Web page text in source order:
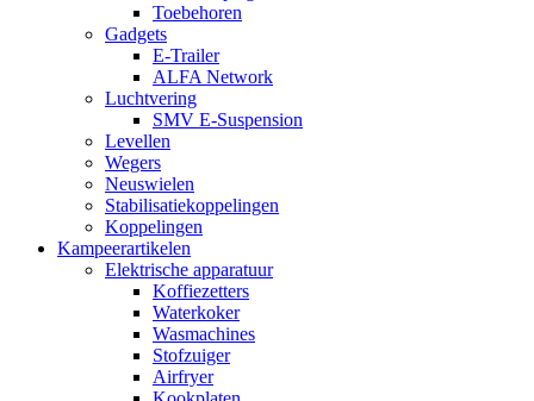
Toebehoren
Gadgets
E-Trailer
ALFA Network
Luchtvering
SMV E-Suspension
Levellen
Wegers
Neuswielen
Stabilisatiekoppelingen
Koppelingen
Kampeerartikelen
Elektrische apparatuur
Koffiezetters
Waterkoker
Wasmachines
Stofzuiger
Airfryer